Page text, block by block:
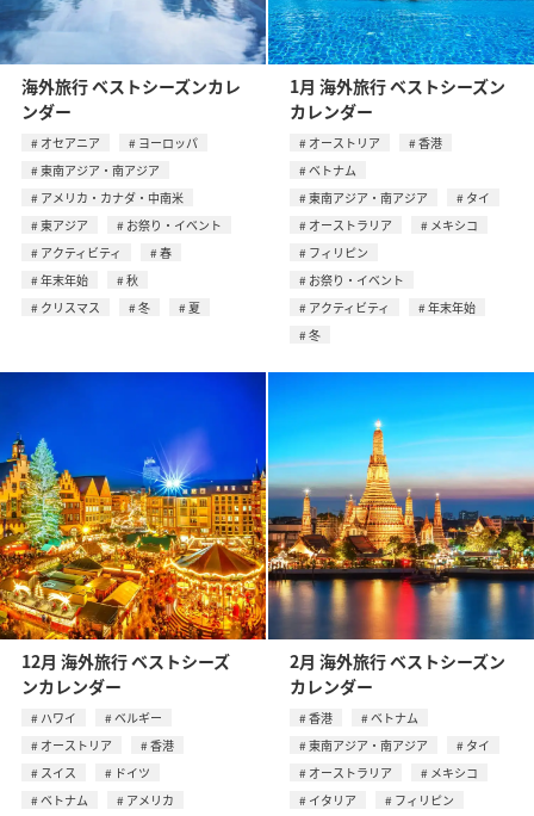
海外旅行 ベストシーズンカレ
ンダー
オセアニア
ヨーロッパ
東南アジア・南アジア
アメリカ・カナダ・中南米
東アジア
お祭り・イベント
アクティビティ
春
年末年始
秋
クリスマス
冬 夏
1月 海外旅行 ベストシーズン
カレンダー
オーストリア
香港
ベトナム
東南アジア・南アジア
タイ
オーストラリア
メキシコ
フィリピン
お祭り・イベント
アクティビティ
年末年始
冬
12月 海外旅行 ベストシーズ
ンカレンダー
ハワイ
ベルギー
オーストリア
香港
スイス
ドイツ
ベトナム
アメリカ
2月 海外旅行 ベストシーズン
カレンダー
香港
ベトナム
東南アジア・南アジア
タイ
オーストラリア
メキシコ
イタリア
フィリピン